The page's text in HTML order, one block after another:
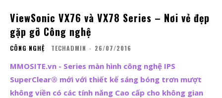
ViewSonic VX76 và VX78 Series – Nơi vẻ đẹp
gặp gỡ Công nghệ
CÔNG NGHỆ TECHADMIN - 26/07/2016
MMOSITE.vn - Series màn hình công nghệ IPS
SuperClear® mới với thiết kế sáng bóng trơn mượt
không viền có các tính năng Cao cấp cho không gian